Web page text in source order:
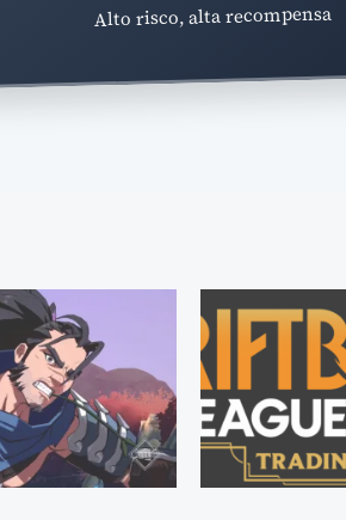
Alto risco, alta recompensa